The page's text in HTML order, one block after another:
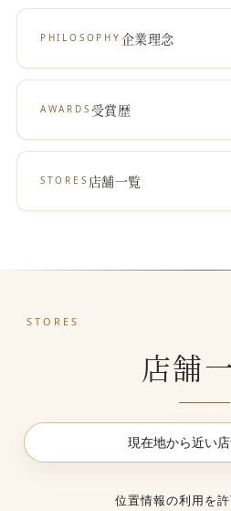
PHILOSOPHY 企業理念
AWARDS 受賞歴
STORES 店舗一覧
STORES
店舗
現在地から近い
位置情報の利用を許